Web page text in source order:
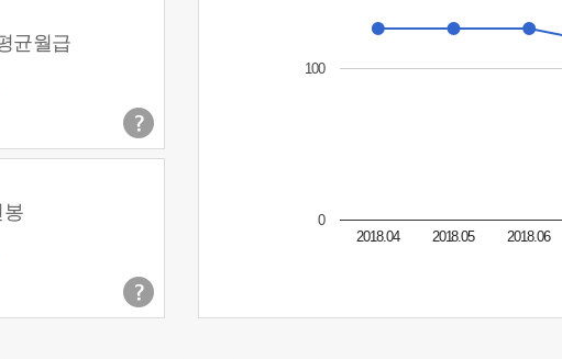
균월급
봉
2018.04 2018.05 2018.06
0
100